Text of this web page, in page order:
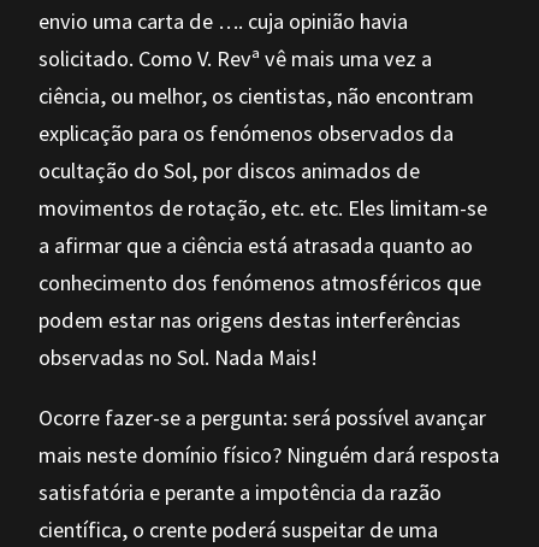
envio uma carta de …. cuja opinião havia
solicitado. Como V. Revª vê mais uma vez a
ciência, ou melhor, os cientistas, não encontram
explicação para os fenómenos observados da
ocultação do Sol, por discos animados de
movimentos de rotação, etc. etc. Eles limitam-se
a afirmar que a ciência está atrasada quanto ao
conhecimento dos fenómenos atmosféricos que
podem estar nas origens destas interferências
observadas no Sol. Nada Mais!
Ocorre fazer-se a pergunta: será possível avançar
mais neste domínio físico? Ninguém dará resposta
satisfatória e perante a impotência da razão
científica, o crente poderá suspeitar de uma